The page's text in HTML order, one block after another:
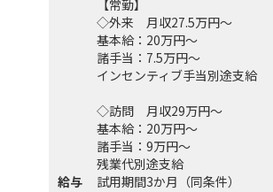
給与
【常勤】
◇外来 月収27.5万円～
基本給：20万円～
諸手当：7.5万円～
インセンティブ手当別途支給
◇訪問 月収29万円～
基本給：20万円～
諸手当：9万円～
残業代別途支給
試用期間3か月（同条件）